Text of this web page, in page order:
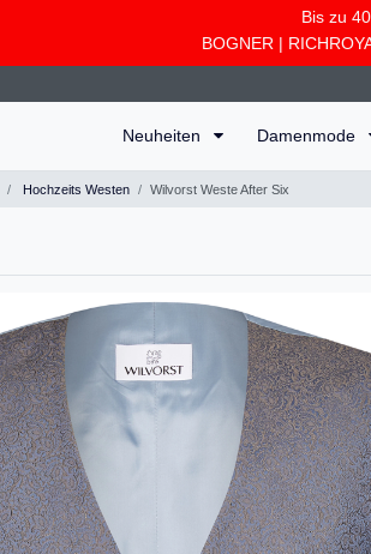
Bis zu
BOGNER |
Neuheiten Damenmode
Hochzeits Westen Wilvorst Weste After Six